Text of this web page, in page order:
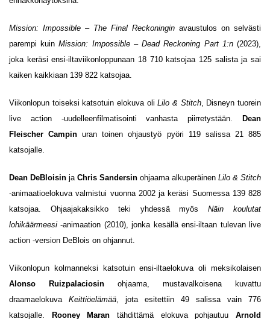
Mission: Impossible – The Final Reckoningin avaustulos on selvästi
parempi kuinMission: Impossible – Dead Reckoning Part 1:n(2023),
joka keräsi ensi-iltaviikonloppunaan 18 710 katsojaa 125 salista ja sai
kaiken kaikkiaan 139 822 katsojaa.
Viikonlopun toiseksi katsotuin elokuva oliLilo & Stitch, Disneyn tuorein
live action -uudelleenfilmatisointi vanhasta piirretystään.
Dean
Fleischer Campin uran toinen ohjaustyö pyöri 119 salissa 21 885
katsojalle.
Dean DeBloisin ja Chris Sandersin ohjaama alkuperäinen Lilo & Stitch
-animaatioelokuva valmistui vuonna 2002 ja keräsi Suomessa 139 828
katsojaa. Ohjaajakaksikko teki yhdessä myösNäin koulutat
lohikäärmeesi -animaation (2010), jonka kesällä ensi-iltaan tulevan live
action -version DeBlois on ohjannut.
Viikonlopun kolmanneksi katsotuin ensi-iltaelokuva oli meksikolaisen
Alonso Ruizpalaciosin ohjaama, mustavalkoisena kuvattu
draamaelokuva Keittiöelämää, jota esitettiin 49 salissa vain 776
katsojalle.
Rooney Maran tähdittämä elokuva pohjautuuArnold